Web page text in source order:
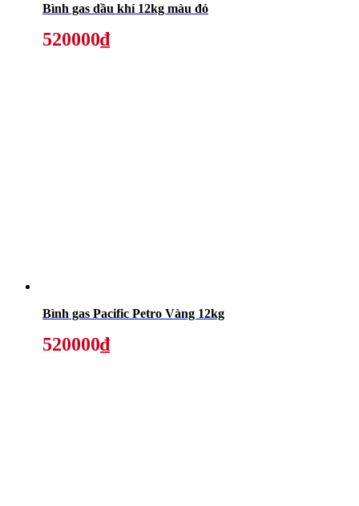
Bình gas dầu khí 12kg màu đỏ
520000₫
Bình gas Pacific Petro Vàng 12kg
520000₫